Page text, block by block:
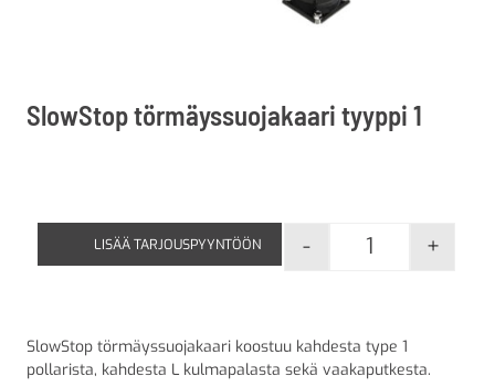
SlowStop törmäyssuojakaari tyyppi 1
SlowStop
- +
LISÄÄ TARJOUSPYYNTÖÖN
SlowStop törmäyssuojakaari koostuu kahdesta type 1
pollarista, kahdesta L kulmapalasta sekä vaakaputkesta.